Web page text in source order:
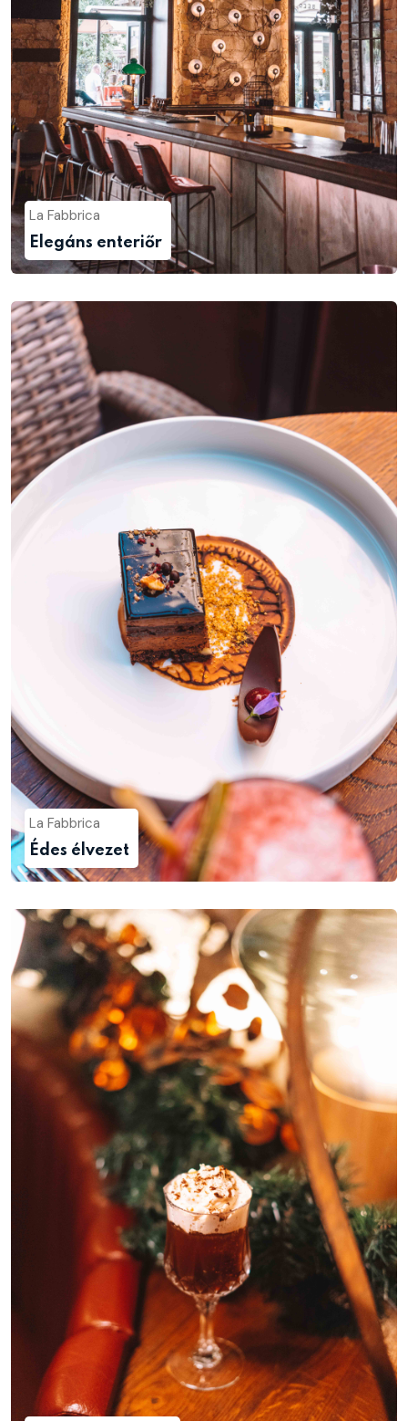
La Fabbrica
Elegáns enteriőr
La Fabbrica
Édes élvezet